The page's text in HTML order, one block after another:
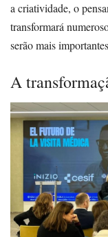
a criatividade, o
transformará
serão mais
A